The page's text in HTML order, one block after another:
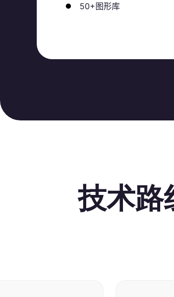
50+图形库
技术路